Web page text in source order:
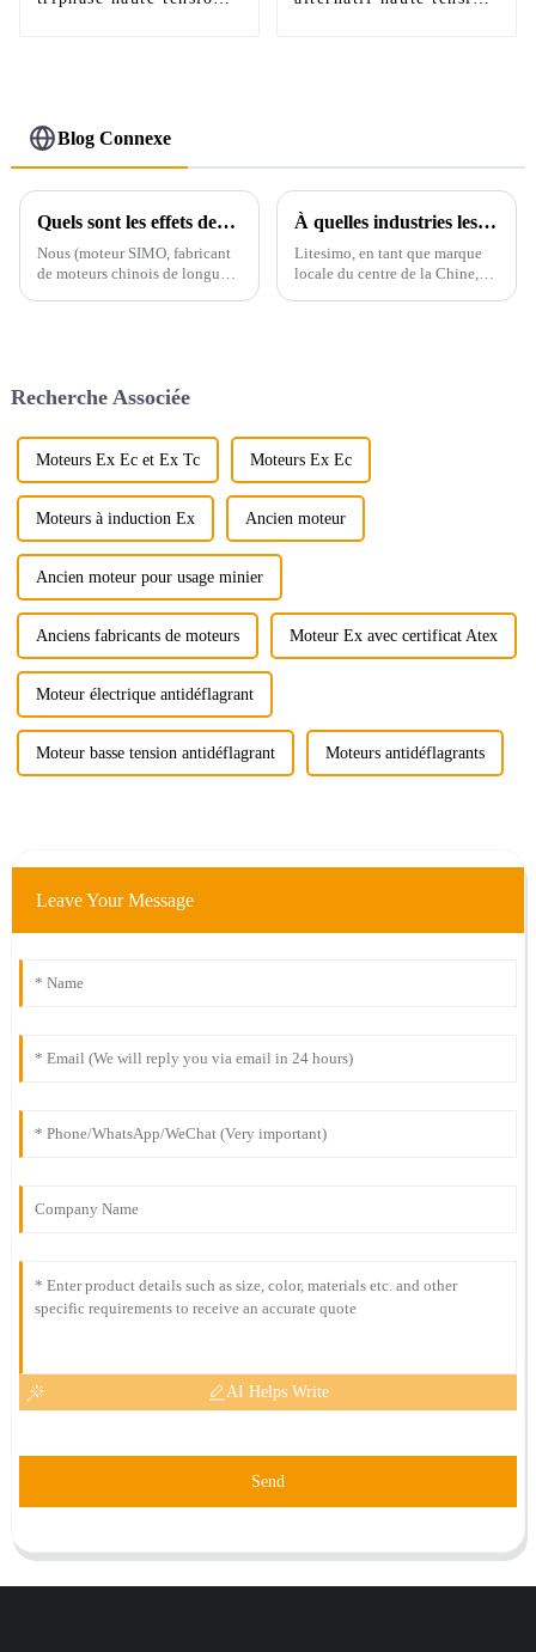
Blog Connexe
Quels sont les effets des différentes méthodes d'installation sur la température des roulements du moteur ?
Nous (moteur SIMO, fabricant
de moteurs chinois de longue
du fonctionnement des
À quelles industries les moteurs asynchrones triphasés sont-ils adaptés ?
Litesimo, en tant que marque
locale du centre de la Chine,
Recherche Associée
Moteurs Ex Ec et Ex Tc Moteurs Ex Ec
Moteurs à induction Ex Ancien moteur
Ancien moteur pour usage minier
Anciens fabricants de moteurs Moteur Ex avec certificat Atex
Moteur électrique antidéflagrant
Moteur basse tension antidéflagrant Moteurs antidéflagrants
Leave Your Message
AI Helps Write
Send